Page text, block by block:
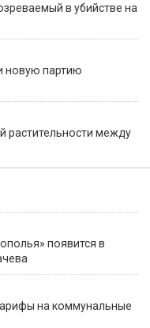
в убийстве на
новую партию
растительности между
появится в
на коммунальные